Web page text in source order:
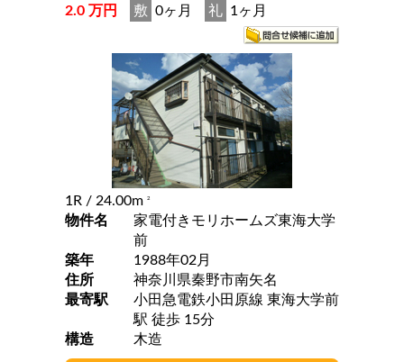
2.0 万円 敷 0ヶ月 礼 1ヶ月
1R / 24.00m 2
物件名
家電付きモリホームズ東海大学
前
築年
1988年02月
住所
神奈川県秦野市南矢名
最寄駅
小田急電鉄小田原線 東海大学前
駅 徒歩 15分
構造
木造